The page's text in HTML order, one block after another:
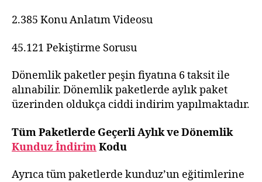
2.385 Konu Anlatım Videosu
45.121 Pekiştirme Sorusu
Dönemlik paketler peşin fiyatına 6 taksit ile
alınabilir. Dönemlik paketlerde aylık paket
üzerinden oldukça ciddi indirim yapılmaktadır.
Tüm Paketlerde Geçerli Aylık ve Dönemlik
Kunduz İndirimKodu
Ayrıca tüm paketlerde kunduz’un eğitimlerine